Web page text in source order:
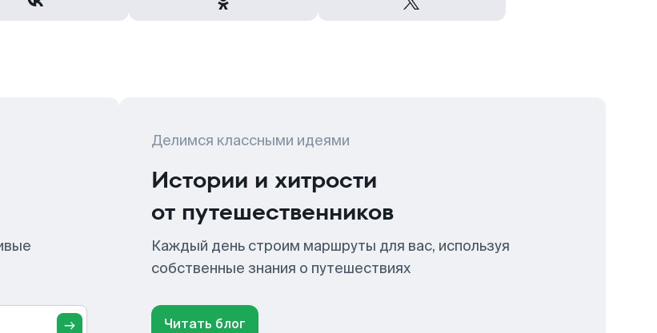
Делимся классными идеями
Истории и хитрости
от путешественников
Каждый день строим маршруты для вас, используя
собственные знания о путешествиях
Читать блог